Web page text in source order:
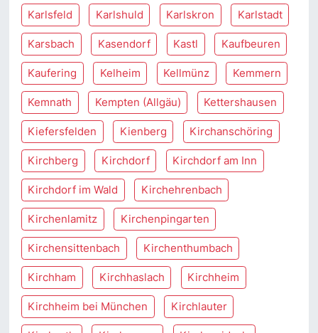
Karlsfeld Karlshuld Karlskron Karlstadt
Karsbach Kasendorf Kastl Kaufbeuren
Kaufering Kelheim Kellmünz Kemmern
Kemnath Kempten (Allgäu) Kettershausen
Kiefersfelden Kienberg Kirchanschöring
Kirchberg Kirchdorf Kirchdorf am Inn
Kirchdorf im Wald Kirchehrenbach
Kirchenlamitz Kirchenpingarten
Kirchensittenbach Kirchenthumbach
Kirchham Kirchhaslach Kirchheim
Kirchheim bei München Kirchlauter